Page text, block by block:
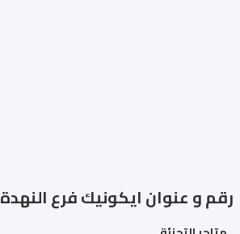
رقم و عنوان ايكونيك فرع النهدة